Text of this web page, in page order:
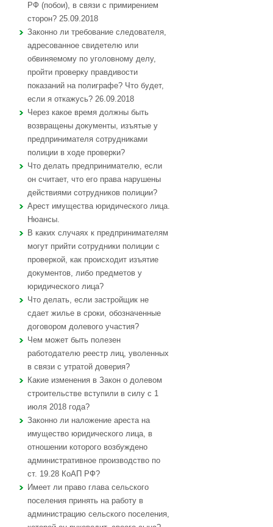
РФ (побои), в связи с примирением
сторон? 25.09.2018
Законно ли требование следователя,
адресованное свидетелю или
обвиняемому по уголовному делу,
пройти проверку правдивости
показаний на полиграфе? Что будет,
если я откажусь? 26.09.2018
Через какое время должны быть
возвращены документы, изъятые у
предпринимателя сотрудниками
полиции в ходе проверки?
Что делать предпринимателю, если
он считает, что его права нарушены
действиями сотрудников полиции?
Арест имущества юридического лица.
Нюансы.
В каких случаях к предпринимателям
могут прийти сотрудники полиции с
проверкой, как происходит изъятие
документов, либо предметов у
юридического лица?
Что делать, если застройщик не
сдает жилье в сроки, обозначенные
договором долевого участия?
Чем может быть полезен
работодателю реестр лиц, уволенных
в связи с утратой доверия?
Какие изменения в Закон о долевом
строительстве вступили в силу с 1
июля 2018 года?
Законно ли наложение ареста на
имущество юридического лица, в
отношении которого возбуждено
административное производство по
ст. 19.28 КоАП РФ?
Имеет ли право глава сельского
поселения принять на работу в
администрацию сельского поселения,